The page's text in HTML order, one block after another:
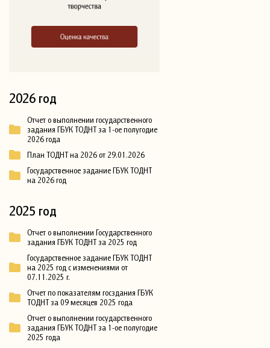
2026 год
Отчет о выполнении государственного
задания ГБУК ТОДНТ за 1-ое полугодие
2026 года
План ТОДНТ на 2026 от 29.01.2026
Государственное задание ГБУК ТОДНТ
на 2026 год
2025 год
Отчет о выполнении Государственного
задания ГБУК ТОДНТ за 2025 год
Государственное задание ГБУК ТОДНТ
на 2025 год с изменениями от
07.11.2025 г.
Отчет по показателям госздания ГБУК
ТОДНТ за 09 месяцев 2025 года
Отчет о выполнении государственного
задания ГБУК ТОДНТ за 1-ое полугодие
2025 года